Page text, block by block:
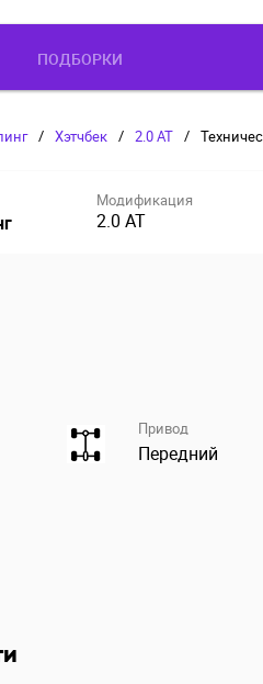
ПОДБОРКИ
/ Хэтчбек / 2.0 AT /
Модификация
2.0 AT
Привод
Передний